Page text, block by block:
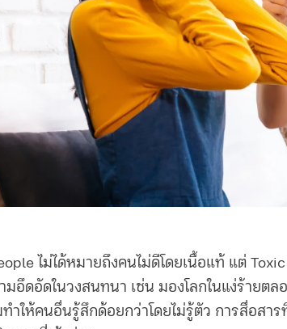
ไม่ได้หมายถึงคนไม่ดีโดยเนื้อแท้ แต่
มอึดอัดในวงสนทนา เช่น มองโลกในแง่ร้ายต
ำให้คนอื่นรู้สึกด้อยกว่าโดยไม่รู้ตัว การสื่อสา